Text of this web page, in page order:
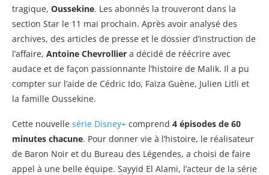
tragique, Oussekine. Les abonnés la trouveront dans la
section Star le 11 mai prochain. Après avoir analysé des
archives, des articles de presse et le dossier d’instruction de
l’affaire, Antoine Chevrollier a décidé de réécrire avec
audace et de façon passionnante l’histoire de Malik. Il a pu
compter sur l’aide de Cédric Ido, Faïza Guène, Julien Litli et
la famille Oussekine.
Cette nouvelle série Disney+ comprend 4 épisodes de 60
minutes chacune. Pour donner vie à l’histoire, le réalisateur
de Baron Noir et du Bureau des Légendes, a choisi de faire
appel à une belle équipe. Sayyid El Alami, l’acteur de la série